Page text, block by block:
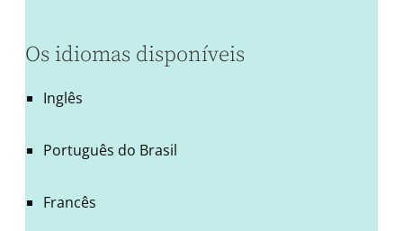
Os idiomas disponíveis
Inglês
Português do Brasil
Francês